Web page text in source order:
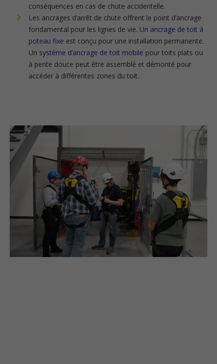
conséquences en cas de chute accidentelle.
Les ancrages d’arrêt de chute offrent le point d’ancrage
fondamental pour les lignes de vie. Un ancrage de toit à
poteau fixe est conçu pour une installation permanente.
Un système d’ancrage de toit mobile pour toits plats ou
à pente douce peut être assemblé et démonté pour
accéder à différentes zones du toit.